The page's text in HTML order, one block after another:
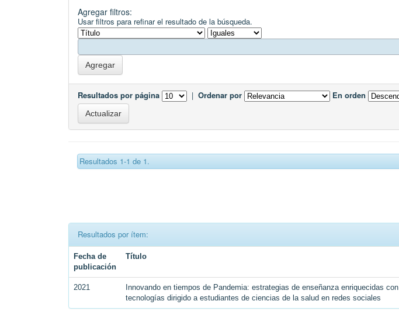
Agregar filtros:
Usar filtros para refinar el resultado de la búsqueda.
Resultados por página | Ordenar por En orden
Resultados 1-1 de 1.
Resultados por ítem:
Fecha de
publicación
Título
2021
Innovando en tiempos de Pandemia: estrategias de enseñanza enriquecidas con
tecnologías dirigido a estudiantes de ciencias de la salud en redes sociales